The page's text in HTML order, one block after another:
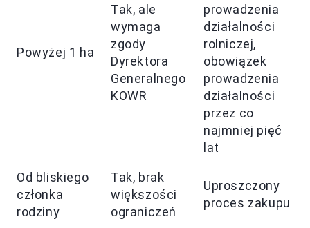
Powyżej 1 ha
Tak, ale
wymaga
zgody
Dyrektora
Generalnego
KOWR
prowadzenia
działalności
rolniczej,
obowiązek
prowadzenia
działalności
przez co
najmniej pięć
lat
Od bliskiego
członka
rodziny
Tak, brak
większości
ograniczeń
Uproszczony
proces zakupu